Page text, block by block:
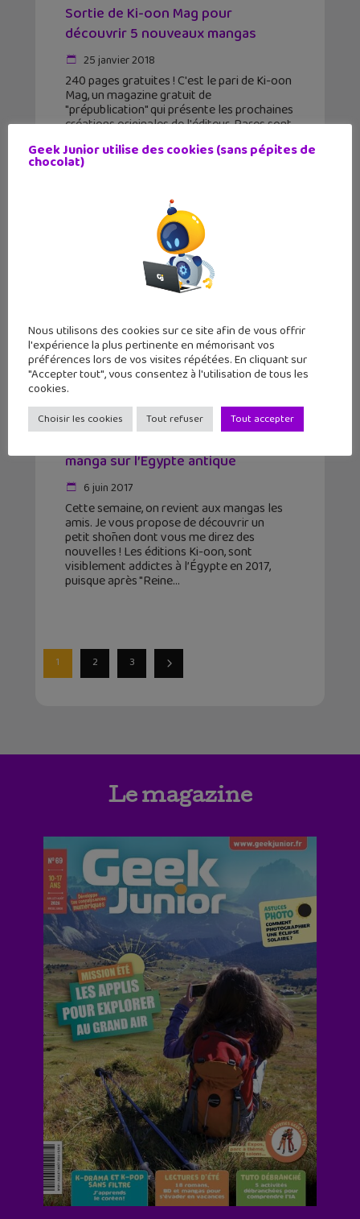
Sortie de Ki-oon Mag pour
découvrir 5 nouveaux mangas
25 janvier 2018
240 pages gratuites ! C'est le pari de Ki-oon
Mag, un magazine gratuit de
"prépublication" qui présente les prochaines
créations originales de l'éditeur. Rares sont
les éditeurs français qui se lancent
véritablement dans la publication
originale
manga sur l’Égypte antique
6 juin 2017
Cette semaine, on revient aux mangas les
amis. Je vous propose de découvrir un
petit shōnen dont vous me direz des
nouvelles ! Les éditions Ki-oon, sont
visiblement addictes à l’Égypte en 2017,
puisque après "Reine
1 2 3
Le magazine
Geek Junior utilise des cookies (sans pépites de
chocolat)
Nous utilisons des cookies sur ce site afin de vous offrir
l'expérience la plus pertinente en mémorisant vos
préférences lors de vos visites répétées. En cliquant sur
"Accepter tout", vous consentez à l'utilisation de tous les
cookies.
Choisir les cookies Tout refuser Tout accepter